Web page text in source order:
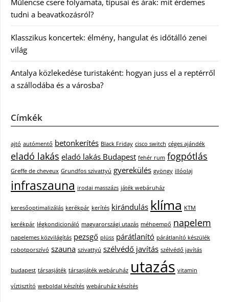
Műlencse csere folyamata, típusai és árak: mit érdemes
tudni a beavatkozásról?
Klasszikus koncertek: élmény, hangulat és időtálló zenei
világ
Antalya közlekedése turistaként: hogyan juss el a reptérről
a szállodába és a városba?
Címkék
ajtó autómentő betonkerítés Black Friday cisco switch céges ajándék
eladó lakás eladó lakás Budapest fehér rum fogpótlás
Greffe de cheveux Grundfos szivattyú gyerekülés gyöngy illóolaj
infraszauna irodai masszázs játék webáruház
keresőoptimalizálás kerékpár kerítés kirándulás klíma KTM
kerékpár légkondicionáló magyarországi utazás méhpempő napelem
napelemes közvilágítás pezsgő plüss párátlanító párátlanító készülék
robotporszívó szauna szivattyú szélvédő javítás szélvédő javítás
budapest társasjáték társasjáték webáruház utazás vitamin
víztisztító weboldal készítés webáruház készítés